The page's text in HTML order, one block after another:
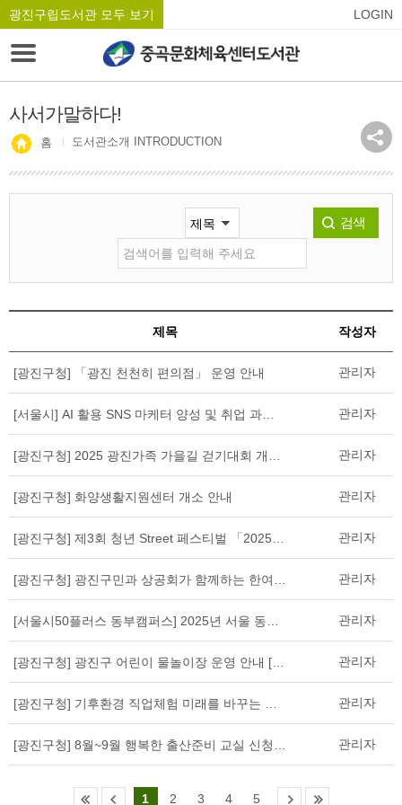
광진구립도서관 모두 보기 LOGIN
사서가말하다!
홈 도서관소개 INTRODUCTION
검색
제목 작성자
[광진구청] 「광진 천천히 편의점」 운영 안내 관리자
[서울시] AI 활용 SNS 마케터 양성 및 취업 과정 참가자 모집 안내 관리자
[광진구청] 2025 광진가족 가을길 걷기대회 개최 알림 관리자
[광진구청] 화양생활지원센터 개소 안내 관리자
[광진구청] 제3회 청년 Street 페스티벌 「2025 청춘대로」 개최 관리자
[광진구청] 광진구민과 상공회가 함께하는 한여름밤의 광진 재즈 페스타 개최 알림 관리자
[서울시50플러스 동부캠퍼스] 2025년 서울 동부권역 중장년 채용박람회 관리자
[광진구청] 광진구 어린이 물놀이장 운영 안내 [7. 19.(토)~8. 20.(수)] 관리자
[광진구청] 기후환경 직업체험 미래를 바꾸는 Green Job 탐험 관리자
[광진구청] 8월~9월 행복한 출산준비 교실 신청안내(임산부 출산, 육아 교육) 관리자
1 2 3 4 5